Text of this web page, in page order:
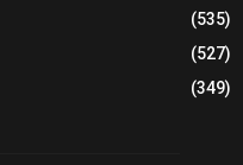
(535)
(527)
(349)